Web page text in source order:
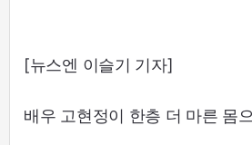
[뉴스엔 이슬기 기자]
배우 고현정이 한층 더 마른 몸